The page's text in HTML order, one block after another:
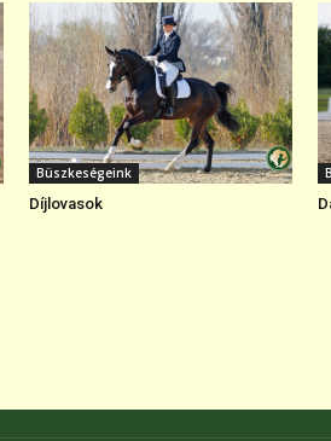
Büszkeségeink
Díjlovasok